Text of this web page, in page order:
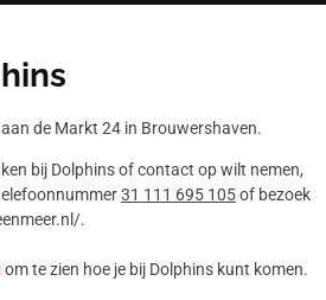
de Markt 24 in Brouwershaven.
bij Dolphins of contact op wilt nemen,
31 111 695 105of bezoek
.
om te zien hoe je bij Dolphins kunt komen.